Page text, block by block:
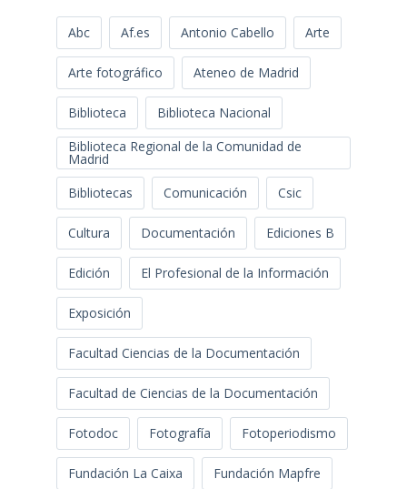
Abc Af.es Antonio Cabello Arte
Arte fotográfico Ateneo de Madrid
Biblioteca
Biblioteca Nacional
Biblioteca Regional de la Comunidad de
Madrid
Bibliotecas
Comunicación Csic
Cultura Documentación Ediciones B
Edición El Profesional de la Información
Exposición
Facultad Ciencias de la Documentación
Facultad de Ciencias de la Documentación
Fotodoc Fotografía Fotoperiodismo
Fundación La Caixa Fundación Mapfre